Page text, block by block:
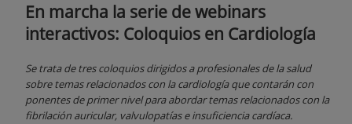
En marcha la serie de webinars
interactivos: Coloquios en Cardiología
Se trata de tres coloquios dirigidos a profesionales de la salud
sobre temas relacionados con la cardiología que contarán con
ponentes de primer nivel para abordar temas relacionados con la
fibrilación auricular, valvulopatías e insuficiencia cardíaca.